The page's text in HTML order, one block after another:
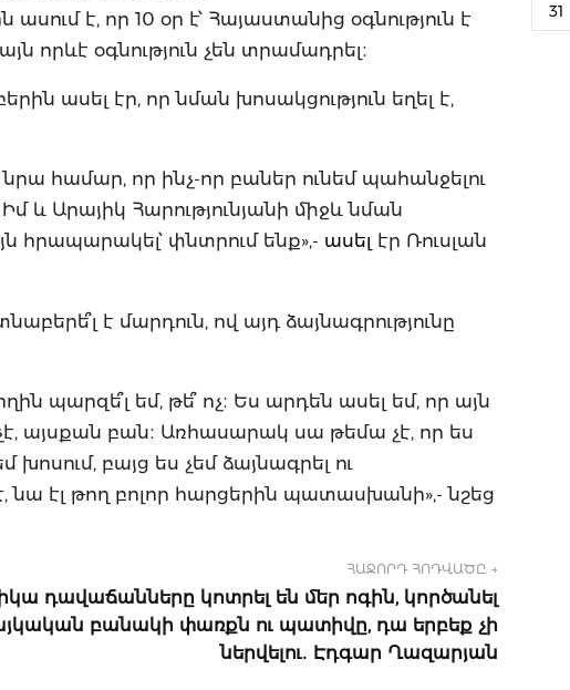
է, որ 10 օր է՝ Հայաստանից օգնություն է
օգնություն չեն տրամադրել։
ասել էր, որ նման խոսակցություն եղել է,
համար, որ ինչ-որ բաներ ունեմ պահանջելու
և Արայիկ Հարությունյանի միջև նման
հրապարակել՝ փնտրում ենք»,- ասել էր Ռուսլան
է մարդուն, ով այդ ձայնագրությունը
պարզե՞լ եմ, թե՞ ոչ։ Ես արդեն ասել եմ, որ այն
այսքան բան։ Առհասարակ սա թեմա չէ, որ ես
բայց ես չեմ ձայնագրել ու
նա էլ թող բոլոր հարցերին պատասխանի»,- նշեց
ՀԱՋՈՐԴ ՀՈԴՎԱԾԸ →
դավաճանները կոտրել են մեր ոգին, կործանել
բանակի փառքն ու պատիվը, դա երբեք չի
ներվելու․ Էդգար Ղազարյան
31